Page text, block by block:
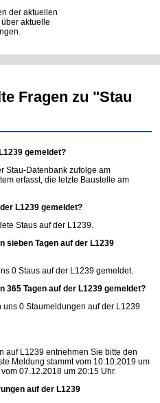
der aktuellen
aktuelle
Fragen zu "Stau
gemeldet?
Stau-Datenbank zufolge am
erfasst, die letzte Baustelle am
L1239 gemeldet?
Staus auf der L1239.
sieben Tagen auf der L1239
0 Staus auf der L1239 gemeldet.
365 Tagen auf der L1239 gemeldet?
0 Staumeldungen auf der L1239
auf L1239 entnehmen Sie bitte den
Meldung stammt vom 10.10.2019 um
07.12.2018 um 20:15 Uhr.
auf der L1239